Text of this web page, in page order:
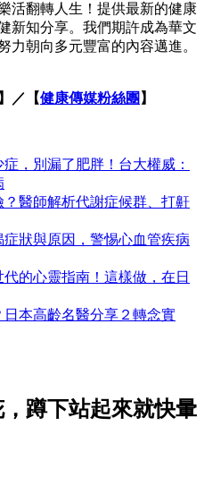
活翻轉人生！提供最新的健康
新知分享。我們期許成為華文
力朝向多元豐富的內容邁進。
／【健康傳媒粉絲團 】
，別漏了肥胖！台大權威：
醫師解析代謝症候群、打鼾
狀與原因，警惕心血管疾病
的心靈指南！這樣做，在日
本高齡名醫分享２轉念實
蹲下站起來就快暈